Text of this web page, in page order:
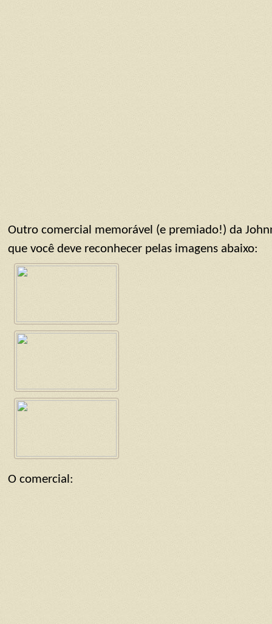
Outro comercial memorável (e premiado!) da
que você deve reconhecer pelas imagens abaixo:
O comercial: